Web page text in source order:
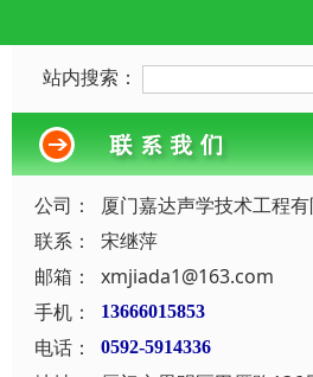
站内搜索：
公司：
厦门嘉达声学技术工程
联系：
宋继萍
邮箱：
xmjiada1@163.com
手机：
13666015853
电话： 0592-5914336